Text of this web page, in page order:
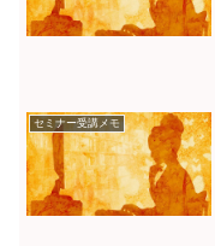
セミナー受講メモ